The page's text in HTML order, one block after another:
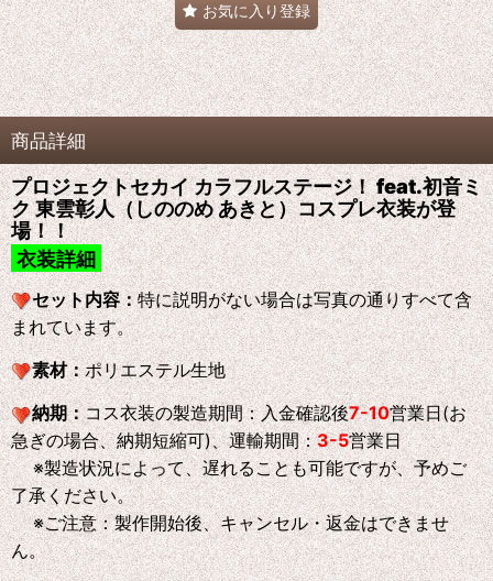
お気に入り登録
商品詳細
プロジェクトセカイ カラフルステージ！ feat.初音ミ
ク 東雲彰人（しののめ あきと）コスプレ衣装が登
場！！
衣装詳細
セット内容：特に説明がない場合は写真の通りすべて含
まれています。
素材：ポリエステル生地
納期：コス衣装の製造期間：入金確認後7-10営業日(お
急ぎの場合、納期短縮可)、運輸期間：3-5営業日
※製造状況によって、遅れることも可能ですが、予めご
了承ください。
※ご注意：製作開始後、キャンセル・返金はできませ
ん。